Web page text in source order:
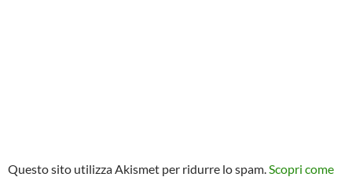
Questo sito utilizza Akismet per ridurre lo spam.Scopri come